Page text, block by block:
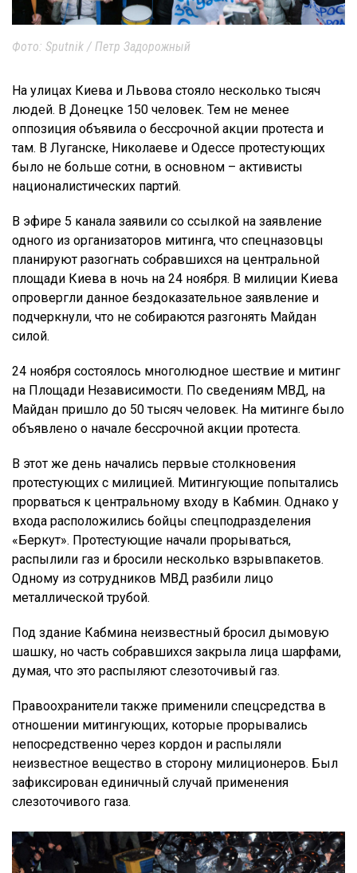
Фото: Sputnik / Петр Задорожный
На улицах Киева и Львова стояло несколько тысяч
людей. В Донецке 150 человек. Тем не менее
оппозиция объявила о бессрочной акции протеста и
там. В Луганске, Николаеве и Одессе протестующих
было не больше сотни, в основном – активисты
националистических партий.
В эфире 5 канала заявили со ссылкой на заявление
одного из организаторов митинга, что спецназовцы
планируют разогнать собравшихся на центральной
площади Киева в ночь на 24 ноября. В милиции Киева
опровергли данное бездоказательное заявление и
подчеркнули, что не собираются разгонять Майдан
силой.
24 ноября состоялось многолюдное шествие и митинг
на Площади Независимости. По сведениям МВД, на
Майдан пришло до 50 тысяч человек. На митинге было
объявлено о начале бессрочной акции протеста.
В этот же день начались первые столкновения
протестующих с милицией. Митингующие попытались
прорваться к центральному входу в Кабмин. Однако у
входа расположились бойцы спецподразделения
«Беркут». Протестующие начали прорываться,
распылили газ и бросили несколько взрывпакетов.
Одному из сотрудников МВД разбили лицо
металлической трубой.
Под здание Кабмина неизвестный бросил дымовую
шашку, но часть собравшихся закрыла лица шарфами,
думая, что это распыляют слезоточивый газ.
Правоохранители также применили спецсредства в
отношении митингующих, которые прорывались
непосредственно через кордон и распыляли
неизвестное вещество в сторону милиционеров. Был
зафиксирован единичный случай применения
слезоточивого газа.